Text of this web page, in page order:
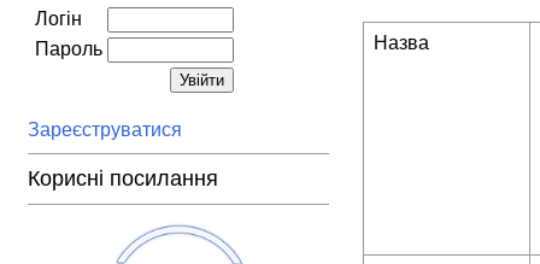
Логін
Пароль
Зареєструватися
Корисні посилання
Назва